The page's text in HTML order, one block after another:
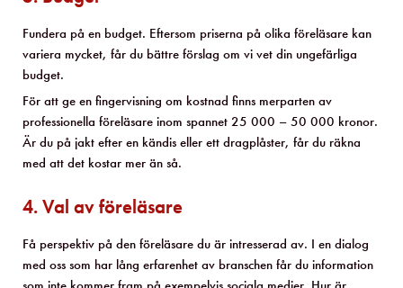
Fundera på en budget. Eftersom priserna på olika föreläsare kan
variera mycket, får du bättre förslag om vi vet din ungefärliga
budget.
För att ge en fingervisning om kostnad finns merparten av
professionella föreläsare inom spannet 25 000 – 50 000 kronor.
Är du på jakt efter en kändis eller ett dragplåster, får du räkna
med att det kostar mer än så.
4. Val av föreläsare
Få perspektiv på den föreläsare du är intresserad av. I en dialog
med oss som har lång erfarenhet av branschen får du information